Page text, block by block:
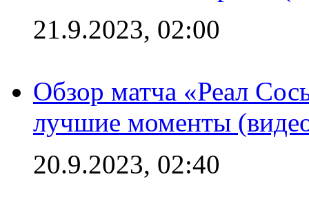
21.9.2023, 02:00
Обзор матча «Реал
лучшие моменты
20.9.2023, 02:40